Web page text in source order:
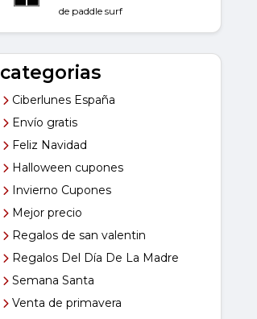
de paddle surf
categorias
Ciberlunes España
Envío gratis
Feliz Navidad
Halloween cupones
Invierno Cupones
Mejor precio
Regalos de san valentin
Regalos Del Día De La Madre
Semana Santa
Venta de primavera